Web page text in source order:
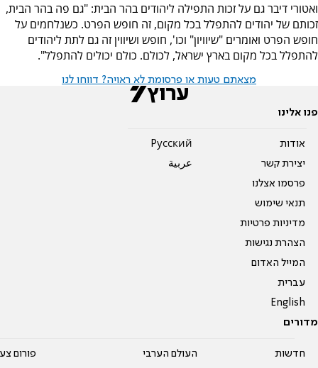
ואטורי דיבר גם על זכות התפילה ליהודים בהר הבית: "גם פה בהר הבית,
זכותם של יהודים להתפלל בכל מקום, זה חופש הפרט. כשנלחמים על
חופש הפרט ואומרים "שיוויון" וכו', חופש ושיווין זה גם לתת ליהודים
להתפלל בכל מקום בארץ ישראל, לכולם. כולם יכולים להתפלל".
מצאתם טעות או פרסומת לא ראויה? דווחו לנו
פנו אלינו
אודות
יצירת קשר
פרסמו אצלנו
תנאי שימוש
מדיניות פרטיות
הצהרת נגישות
המייל האדום
עברית
English
Pусский
عربية
מדורים
חדשות העולם הערבי פורום